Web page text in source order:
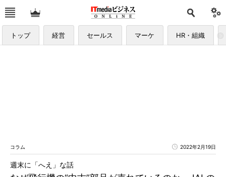
トップ 経営 セールス マーケ HR・組織
コラム 2022年2月19日
週末に「へえ」な話